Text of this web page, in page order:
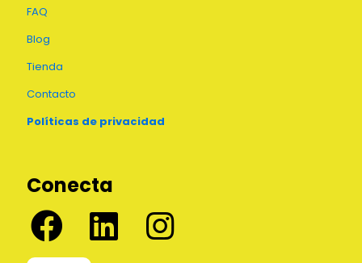
FAQ
Blog
Tienda
Contacto
Políticas de privacidad
Conecta